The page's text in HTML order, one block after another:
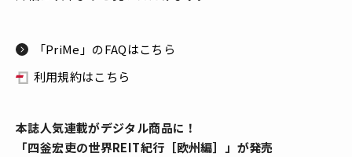
「PriMe」のFAQはこちら
利用規約はこちら
本誌人気連載がデジタル商品に！
「四釡宏吏の世界REIT紀行［欧州編］」が発売